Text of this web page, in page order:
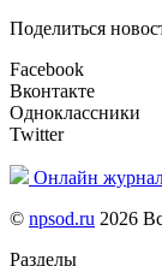
Поделиться
Facebook
Вконтакте
Одноклассники
Twitter
Онлайн
© npsod.ru 2026
Разделы